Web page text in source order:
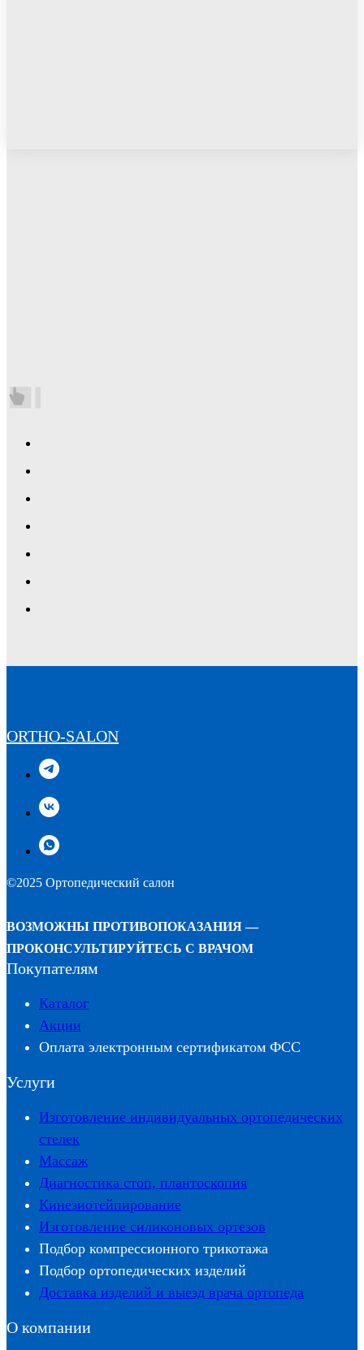
ORTHO-SALON
©2025 Ортопедический салон
ВОЗМОЖНЫ ПРОТИВОПОКАЗАНИЯ —
ПРОКОНСУЛЬТИРУЙТЕСЬ С ВРАЧОМ
Покупателям
Каталог
Акции
Оплата электронным сертификатом ФСС
Услуги
Изготовление индивидуальных ортопедических
стелек
Массаж
Диагностика стоп, плантоскопия
Кинезиотейпирование
Изготовление силиконовых ортезов
Подбор компрессионного трикотажа
Подбор ортопедических изделий
Доставка изделий и выезд врача ортопеда
О компании